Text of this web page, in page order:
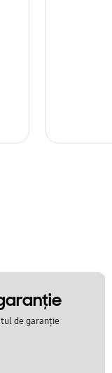
de garanție